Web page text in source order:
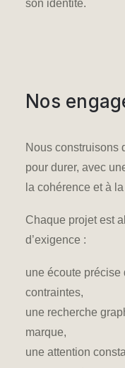
son identité.
Nos
Nous construisons
pour durer, avec
la cohérence et à
Chaque projet est
d’exigence :
une écoute précise
contraintes,
une recherche
marque,
une attention